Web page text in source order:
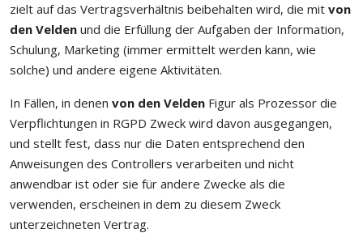
zielt auf das Vertragsverhältnis beibehalten wird, die mit von
den Velden und die Erfüllung der Aufgaben der Information,
Schulung, Marketing (immer ermittelt werden kann, wie
solche) und andere eigene Aktivitäten.
In Fällen, in denen von den Velden Figur als Prozessor die
Verpflichtungen in RGPD Zweck wird davon ausgegangen,
und stellt fest, dass nur die Daten entsprechend den
Anweisungen des Controllers verarbeiten und nicht
anwendbar ist oder sie für andere Zwecke als die
verwenden, erscheinen in dem zu diesem Zweck
unterzeichneten Vertrag.